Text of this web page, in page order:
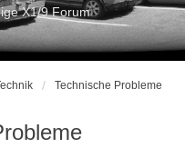
X1/9 Forum
Technische Probleme